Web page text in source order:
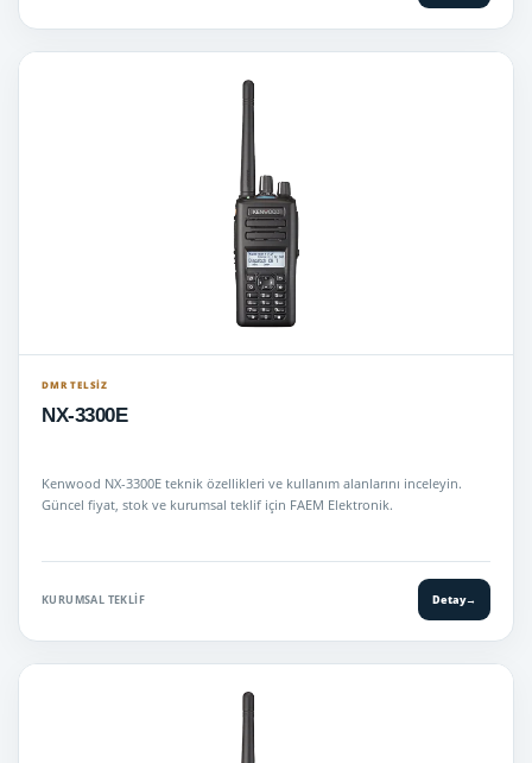
DMR TELSIZ
NX-3300E
Kenwood NX-3300E teknik özellikleri ve kullanım alanlarını inceleyin.
Güncel fiyat, stok ve kurumsal teklif için FAEM Elektronik.
KURUMSAL TEKLIF Detay→